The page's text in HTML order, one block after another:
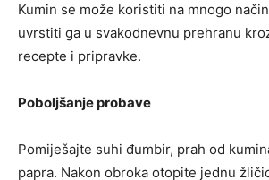
Kumin se može koristiti na mnogo
uvrstiti ga u svakodnevnu prehranu
recepte i pripravke.
Poboljšanje probave
Pomiješajte suhi đumbir, prah od
papra. Nakon obroka otopite jednu